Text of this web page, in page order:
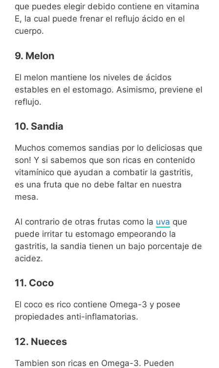
que puedes elegir debido contiene en vitamina
E, la cual puede frenar el reflujo ácido en el
cuerpo.
9. Melon
El melon mantiene los niveles de ácidos
estables en el estomago. Asimismo, previene el
reflujo.
10. Sandia
Muchos comemos sandias por lo deliciosas que
son! Y si sabemos que son ricas en contenido
vitamínico que ayudan a combatir la gastritis,
es una fruta que no debe faltar en nuestra
mesa.
Al contrario de otras frutas como la uva que
puede irritar tu estomago empeorando la
gastritis, la sandia tienen un bajo porcentaje de
acidez.
11. Coco
El coco es rico contiene Omega-3 y posee
propiedades anti-inflamatorias.
12. Nueces
Tambien son ricas en Omega-3. Pueden